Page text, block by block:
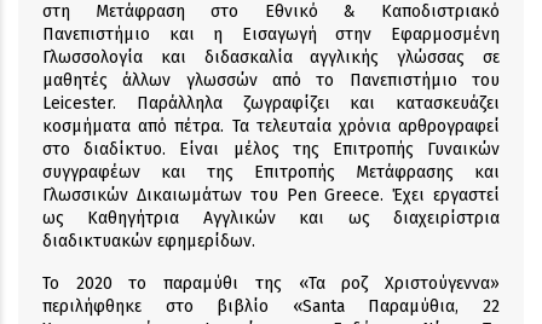
στη Μετάφραση στο Εθνικό & Καποδιστριακό
Πανεπιστήμιο και η Εισαγωγή στην Εφαρμοσμένη
Γλωσσολογία και διδασκαλία αγγλικής γλώσσας σε
μαθητές άλλων γλωσσών από το Πανεπιστήμιο του
Leicester. Παράλληλα ζωγραφίζει και κατασκευάζει
κοσμήματα από πέτρα. Τα τελευταία χρόνια αρθρογραφεί
στο διαδίκτυο. Είναι μέλος της Επιτροπής Γυναικών
συγγραφέων και της Επιτροπής Μετάφρασης και
Γλωσσικών Δικαιωμάτων του Pen Greece. Έχει εργαστεί
ως Καθηγήτρια Αγγλικών και ως διαχειρίστρια
διαδικτυακών εφημερίδων.
Το 2020 το παραμύθι της «Τα ροζ Χριστούγεννα»
περιλήφθηκε στο βιβλίο «Santa Παραμύθια, 22